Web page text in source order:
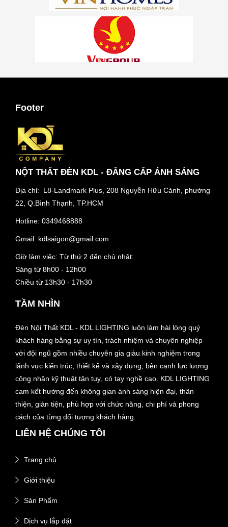
Footer
NỘT THẤT ĐÈN KDL - ĐẲNG CẤP ÁNH SÁNG
Địa chỉ: L8-Landmark Plus, 208 Nguyễn Hữu Cảnh, phường
22, Q.Bình Thạnh, TP.HCM
Hotline: 0349468888
Gmail: kdlsaigon@gmail.com
Giờ làm viêc: Từ thứ 2 đến chủ nhật:
Sáng từ 8h00 - 12h00
Chiều từ 13h30 - 17h30
TẦM NHÌN
Đèn Nội Thất KDL - KDL LIGHTING luôn làm hài lòng quý
khách hàng bằng sự uy tín, trách nhiệm và chuyên nghiệp
với đội ngũ gồm nhiều chuyên gia giàu kinh nghiệm trong
lãnh vực kiến trúc, thiết kế và xây dựng, bên cạnh lực lượng
công nhân kỹ thuật tận tuỵ, có tay nghề cao. KDL LIGHTING
cam kết hướng đến không gian ánh sáng hiện đại, thân
thiện, giản tiện, phù hợp với chức năng, chi phí và phong
cách của từng đối tượng khách hàng.
LIÊN HỆ CHÚNG TÔI
Trang chủ
Giới thiệu
Sản Phẩm
Dịch vụ lắp đặt